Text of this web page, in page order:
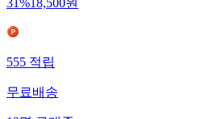
31%18,500원
555적립
무료배송